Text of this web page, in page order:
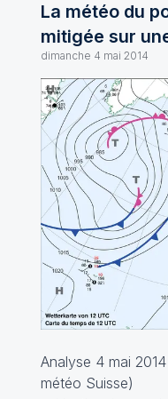
La météo du
mitigée sur
dimanche 4 mai 2014
Analyse 4 mai
météo Suisse)